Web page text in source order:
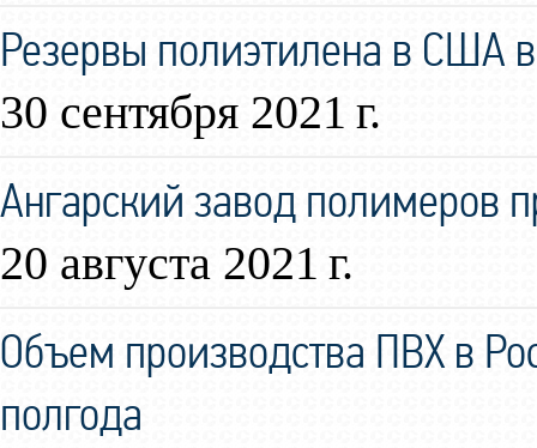
Резервы полиэтилена в США
30 сентября 2021 г.
Ангарский завод полимеров
20 августа 2021 г.
Объем производства ПВХ в
полгода